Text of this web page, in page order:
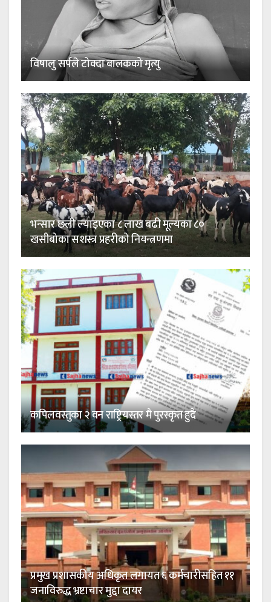
विषालु सर्पले टोक्दा बालकको मृत्यु
भन्सार छली ल्याइएका ८ लाख बढी मूल्यका ८०
खसीबोका सशस्त्र प्रहरीको नियन्त्रणमा
कपिलवस्तुका २ वन राष्ट्रियस्तर मै पुरस्कृत हुदै
प्रमुख प्रशासकीय अधिकृत लगायत ६ कर्मचारीसहित ११
जनाविरुद्ध भ्रष्टाचार मुद्दा दायर